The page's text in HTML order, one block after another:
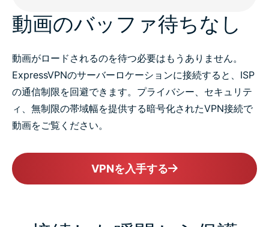
動画のバッファ待ちなし
動画がロードされるのを待つ必要はもうありません。
ExpressVPNのサーバーロケーションに接続すると、ISP
の通信制限を回避できます。プライバシー、セキュリテ
ィ、無制限の帯域幅を提供する暗号化されたVPN接続で
動画をご覧ください。
VPNを入手する